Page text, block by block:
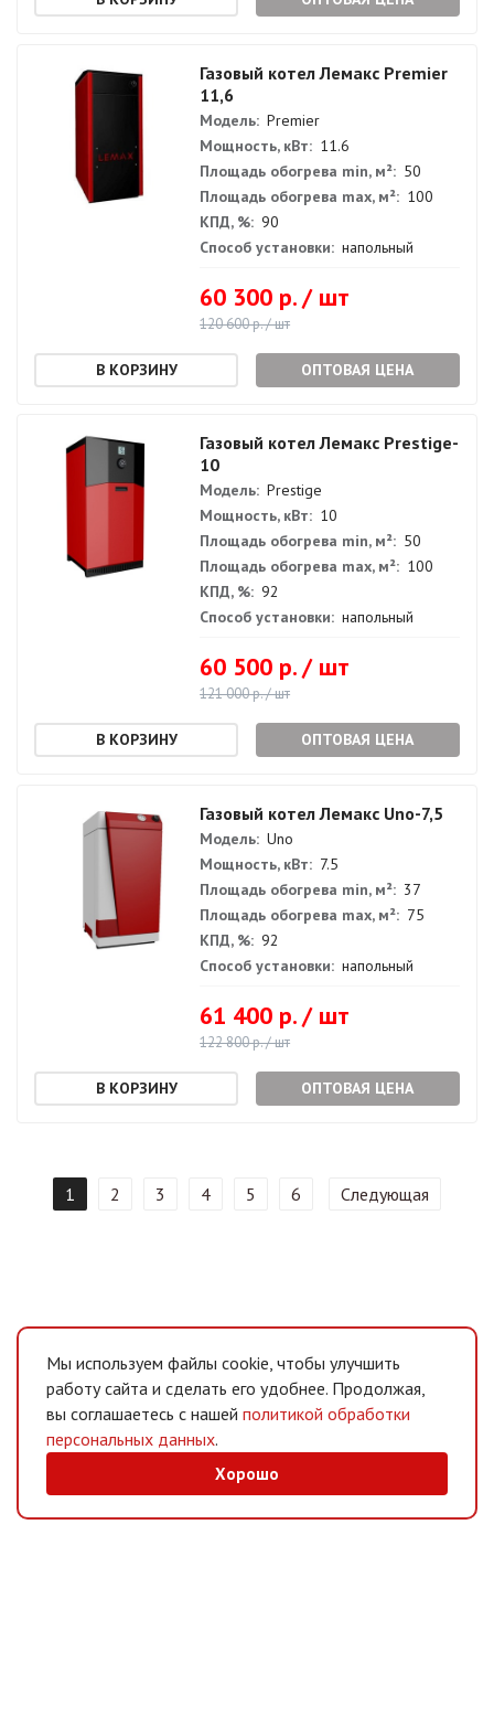
Газовый котел Лемакс Premier
11,6
Модель: Premier
Мощность, кВт: 11.6
Площадь обогрева min, м²: 50
Площадь обогрева max, м²: 100
КПД, %: 90
Способ установки: напольный
60 300 р. / шт
120 600 р. / шт
ОПТОВАЯ ЦЕНА
Газовый котел Лемакс Prestige-
10
Модель: Prestige
Мощность, кВт: 10
Площадь обогрева min, м²: 50
Площадь обогрева max, м²: 100
КПД, %: 92
Способ установки: напольный
60 500 р. / шт
121 000 р. / шт
ОПТОВАЯ ЦЕНА
Газовый котел Лемакс Uno-7,5
Модель: Uno
Мощность, кВт: 7.5
Площадь обогрева min, м²: 37
Площадь обогрева max, м²: 75
КПД, %: 92
Способ установки: напольный
61 400 р. / шт
122 800 р. / шт
ОПТОВАЯ ЦЕНА
1 2 3 4 5 6 Следующая
Мы используем файлы cookie, чтобы улучшить
работу сайта и сделать его удобнее. Продолжая,
вы соглашаетесь с нашей политикой обработки
персональных данных.
Хорошо